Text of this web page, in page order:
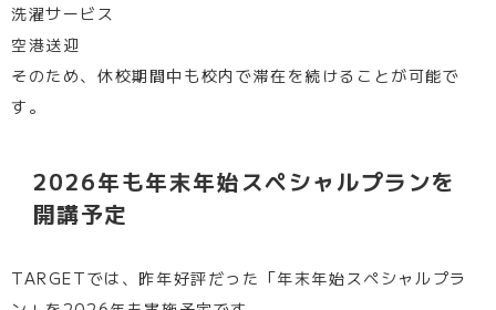
洗濯サービス
空港送迎
そのため、休校期間中も校内で滞在を続けることが可能で
す。
2026年も年末年始スペシャルプランを
開講予定
TARGETでは、昨年好評だった「年末年始スペシャルプラ